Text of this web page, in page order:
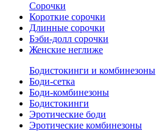
Сорочки
Короткие сорочки
Длинные сорочки
Бэби-долл сорочки
Женские неглиже
Бодистокинги и комбинезоны
Боди-сетка
Боди-комбинезоны
Бодистокинги
Эротические боди
Эротические комбинезоны